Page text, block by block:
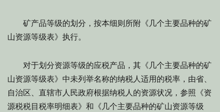
矿产品等级的划分，按本细则所附《几个主要品种的矿
山资源等级表》执行。
对于划分资源等级的应税产品，其《几个主要品种的矿
山资源等级表》中未列举名称的纳税人适用的税率，由省、
自治区、直辖市人民政府根据纳税人的资源状况，参照《资
源税税目税率明细表》和《几个主要品种的矿山资源等级